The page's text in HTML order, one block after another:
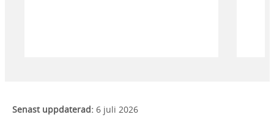
Senast uppdaterad: 6 juli 2026